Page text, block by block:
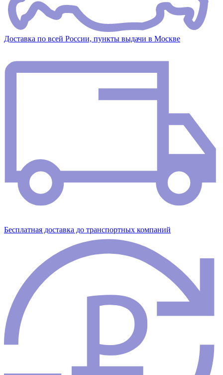
Доставка по всей России, пункты выдачи в Москве
Бесплатная доставка до транспортных компаний